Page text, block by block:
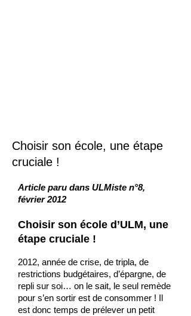
Choisir son école, une étape
cruciale !
Article paru dans ULMiste n°8,
février 2012
Choisir son école d’ULM, une
étape cruciale !
2012, année de crise, de tripla, de
restrictions budgétaires, d’épargne, de
repli sur soi… on le sait, le seul remède
pour s’en sortir est de consommer ! Il
est donc temps de prélever un petit